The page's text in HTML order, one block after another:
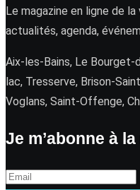
Le magazine en ligne de
actualités, agenda,
Aix-les-Bains, Le Bourget-
lac, Tresserve, Brison-
Voglans, Saint-Offenge,
Je m’abonne à